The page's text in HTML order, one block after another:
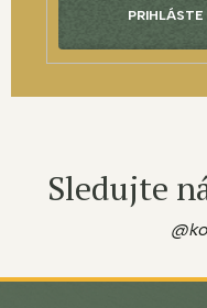
Sledujte
Z